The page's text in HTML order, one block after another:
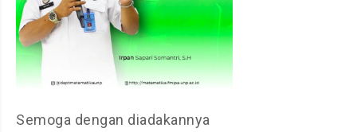
Semoga dengan diadakannya